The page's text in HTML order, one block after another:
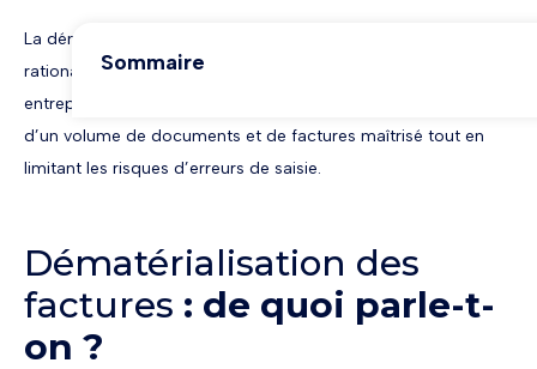
La dématérialisation des factures est un formidable moyen de
rationaliser les flux administratifs et financiers pour les
entreprises. Ces dernières peuvent dorénavant bénéficier
d’un volume de documents et de factures maîtrisé tout en
limitant les risques d’erreurs de saisie.
Dématérialisation des
factures : de quoi parle-t-
on ?
Sommaire
Example H3
Example H4
Partager l'article